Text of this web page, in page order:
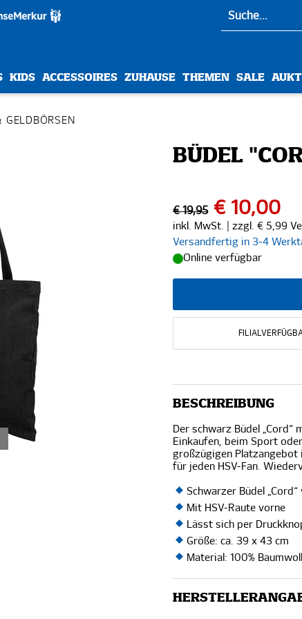
KIDS ACCESSOIRES ZUHAUSE THEMEN SALE
GELDBÖRSEN
BÜDEL
€ 19,95 € 10,00
inkl. MwSt. | zzgl. € 5,99
Versandfertig in 3-4
Online verfügbar
BESCHREIBUNG
Der schwarz Büdel
Einkaufen, beim Sport
großzügigen Platzangebot
für jeden HSV-Fan.
Schwarzer Büdel „Cord“
Mit HSV-Raute vorne
Lässt sich per
Größe: ca. 39 x 43 cm
Material: 100%